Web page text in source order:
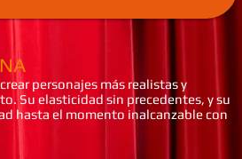
personajes más realistas y
Su elasticidad sin precedentes, y su
hasta el momento inalcanzable con